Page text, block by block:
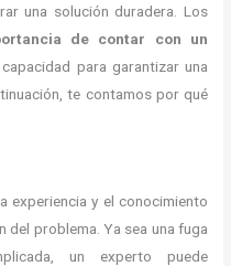
una solución duradera. Los
de contar con un
para garantizar una
te contamos por qué
experiencia y el conocimiento
problema. Ya sea una fuga
un experto puede